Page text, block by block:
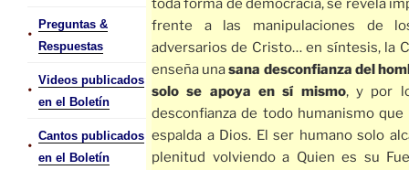
•
Preguntas &
Respuestas
•
Videos publicados
en el Boletín
•
Cantos publicados
en el Boletín
toda forma de democracia, se revela
frente a las manipulaciones de
adversarios de Cristo… en síntesis, la
enseña unasana desconfianza del
solo se apoya en sí mismo, y por
desconfianza de todo humanismo que
espalda a Dios. El ser humano solo
plenitud volviendo a Quien es su